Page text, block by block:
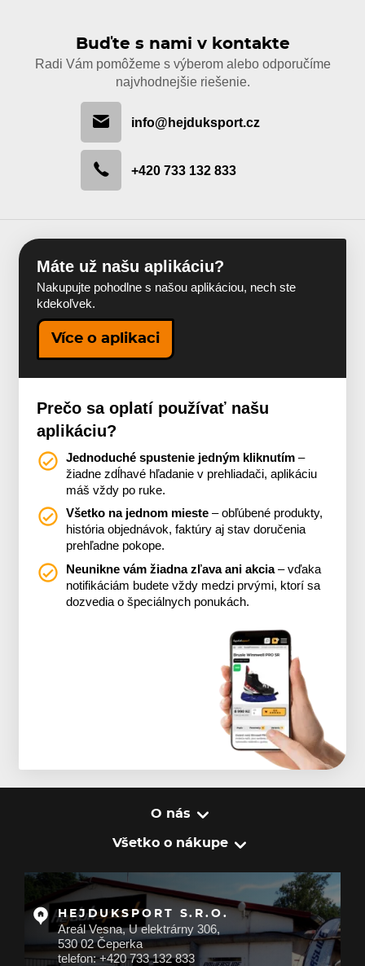
Buďte s nami v kontakte
Radi Vám pomôžeme s výberom alebo odporučíme
najvhodnejšie riešenie.
info@hejduksport.cz
+420 733 132 833
Máte už našu aplikáciu?
Nakupujte pohodlne s našou aplikáciou, nech ste
kdekoľvek.
Více o aplikaci
Prečo sa oplatí používať našu
aplikáciu?
Jednoduché spustenie jedným kliknutím –
žiadne zdĺhavé hľadanie v prehliadači, aplikáciu
máš vždy po ruke.
Všetko na jednom mieste – obľúbené produkty,
história objednávok, faktúry aj stav doručenia
prehľadne pokope.
Neunikne vám žiadna zľava ani akcia– vďaka
notifikáciám budete vždy medzi prvými, ktorí sa
dozvedia o špeciálnych ponukách.
O nás
Všetko o nákupe
HEJDUKSPORT S.R.O.
Areál Vesna, U elektrárny 306,
530 02 Čeperka
telefon: +420 733 132 833